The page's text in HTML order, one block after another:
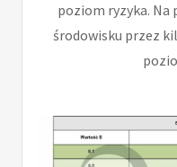
poziom ryzyka. Na
środowisku przez